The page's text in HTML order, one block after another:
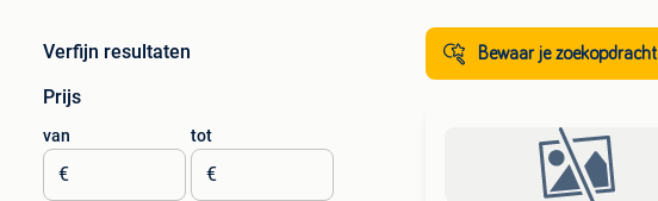
Verfijn resultaten
Prijs
van
€
tot
€
Bewaar je zoekopdracht